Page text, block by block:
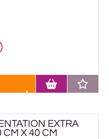
EXTRA
CM X 40 CM